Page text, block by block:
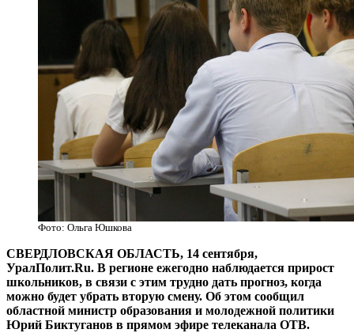
Фото: Ольга Юшкова
СВЕРДЛОВСКАЯ ОБЛАСТЬ, 14 сентября,
УралПолит.Ru. В регионе ежегодно наблюдается прирост
школьников, в связи с этим трудно дать прогноз, когда
можно будет убрать вторую смену. Об этом сообщил
областной министр образования и молодежной политики
Юрий Биктуганов в прямом эфире телеканала ОТВ.